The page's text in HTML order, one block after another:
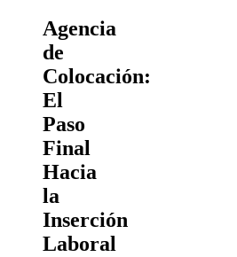
Agencia
de
Colocación:
El
Paso
Final
Hacia
la
Inserción
Laboral